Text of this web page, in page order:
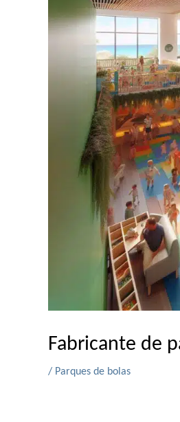
Fabricante de
/ Parques de bolas